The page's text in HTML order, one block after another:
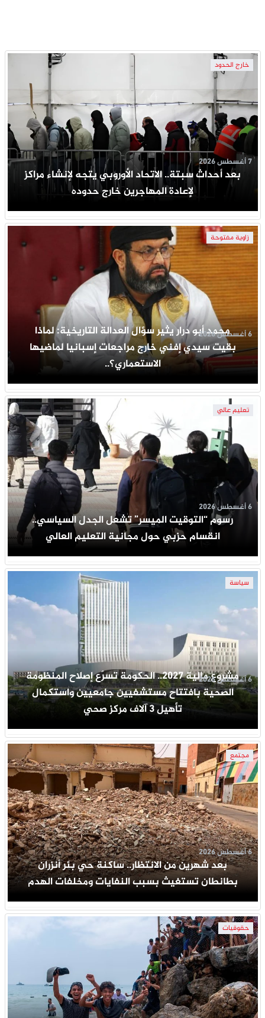
خارج الحدود
بعد أحداث سبتة.. الاتحاد الأوروبي يتجه لإنشاء مراكز
لإعادة المهاجرين خارج حدوده
7 أغسطس 2026
زاوية مفتوحة
محمد أبو درار يثير سؤال العدالة التاريخية: لماذا
بقيت سيدي إفني خارج مراجعات إسبانيا لماضيها
الاستعماري؟..
6 أغسطس 2026
تعليم عالي
رسوم “التوقيت الميسر” تشعل الجدل السياسي..
انقسام حزبي حول مجانية التعليم العالي
6 أغسطس 2026
سياسة
مشروع مالية 2027.. الحكومة تسرّع إصلاح المنظومة
الصحية بافتتاح مستشفيين جامعيين واستكمال
تأهيل 3 آلاف مركز صحي
6 أغسطس 2026
مجتمع
بعد شهرين من الانتظار.. ساكنة حي بئر أنزران
بطانطان تستغيث بسبب النفايات ومخلفات الهدم
6 أغسطس 2026
حقوقيات